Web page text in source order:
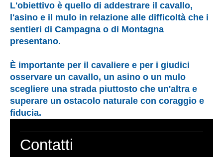
L'obiettivo è quello di addestrare il cavallo,
l'asino e il mulo in relazione alle difficoltà che i
sentieri di Campagna o di Montagna
presentano.
È importante per il cavaliere e per i giudici
osservare un cavallo, un asino o un mulo
scegliere una strada piuttosto che un'altra e
superare un ostacolo naturale con coraggio e
fiducia.
Contatti